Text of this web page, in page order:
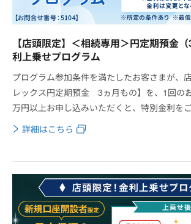
【店頭限定】＜相続専用＞円定期預金
利上乗せプログラム
プログラム参加条件を満たしたお客さまが、
レックス円定期預金 3ヵ月もの】を、1回の
万円以上お申し込みいただくと、特別金利を
詳細はこちら